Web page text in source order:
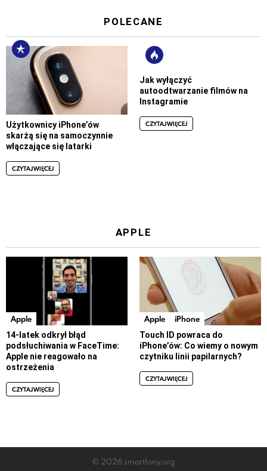
POLECANE
Użytkownicy iPhone’ów
skarżą się na samoczynnie
włączające się latarki
CZYTAJ WIĘCEJ
Jak wyłączyć
autoodtwarzanie filmów na
Instagramie
CZYTAJ WIĘCEJ
APPLE
Apple
14-latek odkrył błąd
podsłuchiwania w FaceTime:
Apple nie reagowało na
ostrzeżenia
CZYTAJ WIĘCEJ
Apple iPhone
Touch ID powraca do
iPhone’ów: Co wiemy o nowym
czytniku linii papilarnych?
CZYTAJ WIĘCEJ
© 2026 smartfony.org